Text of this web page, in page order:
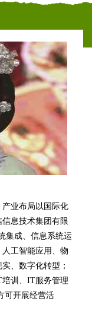
业布局以国际化
息技术集团有限
集成、信息系统运
工智能应用、物
、数字化转型；
训、IT服务管理
可开展经营活